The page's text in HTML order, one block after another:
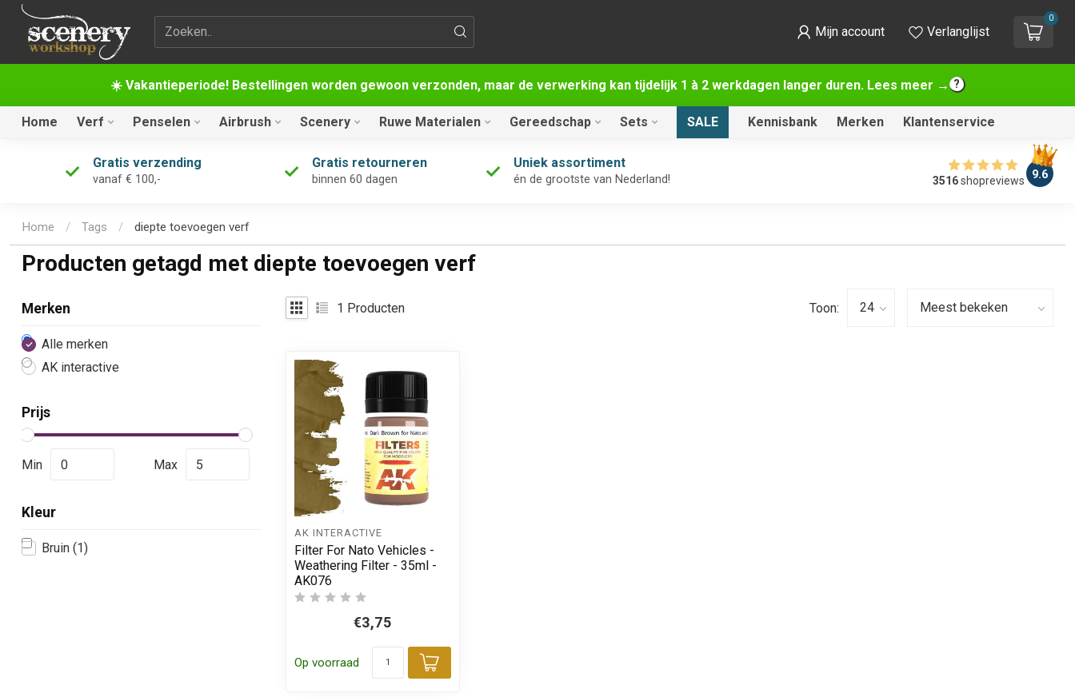
☀️ Vakantieperiode! Bestellingen worden gewoon verzonden, maar de verwerking kan tijdelijk 1 à 2 werkdagen langer duren. Lees meer →
Zoekterm Mijn account Verlanglijst
0
Home Verf Penselen Airbrush Scenery Ruwe Materialen Gereedschap Sets SALE Kennisbank Merken Klantenservice
Gratis verzending
vanaf € 100,-
Gratis retourneren
binnen 60 dagen
Uniek assortiment
én de grootste van Nederland! 3516shopreviews 9.6
Home / Tags / diepte toevoegen verf
Producten getagd met diepte toevoegen verf
Merken
Alle merken
AK interactive
Kleur
Bruin (1)
Prijs
Min Max
1 Producten Toon:
AK INTERACTIVE
Filter For Nato Vehicles -
Weathering Filter - 35ml -
AK076
€3,75
Op voorraad
Toevoegen aan winkelwagen